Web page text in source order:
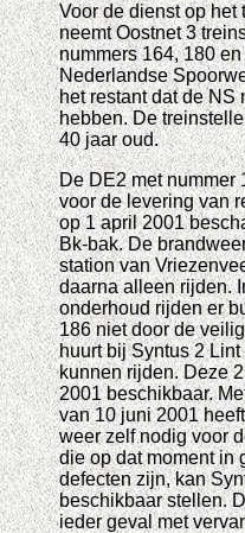
Voor de dienst op het
neemt Oostnet 3
nummers 164, 180
Nederlandse
het restant dat de NS
hebben. De
40 jaar oud.
De DE2 met nummer
voor de levering van
op 1 april 2001
Bk-bak. De
station van
daarna alleen rijden.
onderhoud rijden er
186 niet door de
huurt bij Syntus 2
kunnen rijden. Deze
2001 beschikbaar.
van 10 juni 2001
weer zelf nodig voor
die op dat moment in
defecten zijn, kan
beschikbaar stellen.
ieder geval met